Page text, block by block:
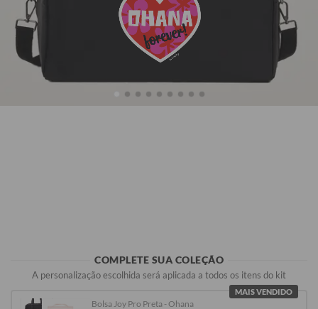
R$309,90 R$329,90
COMPLETE SUA COLEÇÃO
A personalização escolhida será aplicada a todos os itens do kit
MAIS VENDIDO
Bolsa Joy Pro Preta - Ohana